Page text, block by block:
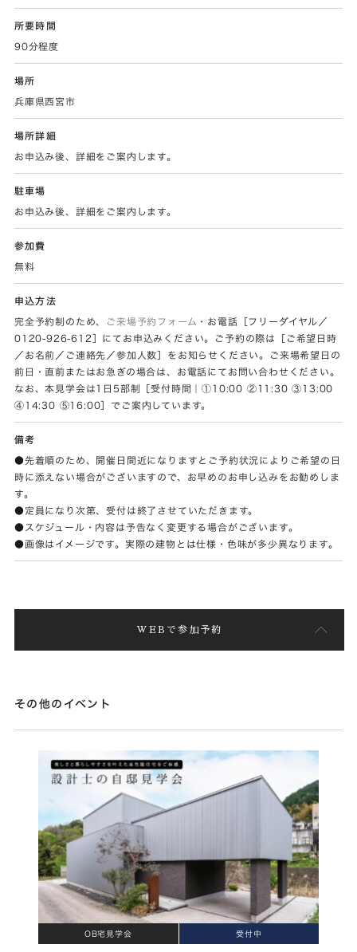
所要時間
90分程度
場所
兵庫県西宮市
場所詳細
お申込み後、詳細をご案内します。
駐車場
お申込み後、詳細をご案内します。
参加費
無料
申込方法
完全予約制のため、 ご来場予約フォーム ・お電話［フリーダイヤル／
0120-926-612］にてお申込みください。ご予約の際は［ご希望日時
／お名前／ご連絡先／参加人数］をお知らせください。ご来場希望日の
前日・直前またはお急ぎの場合は、お電話にてお問い合わせください。
なお、本見学会は1日5部制［受付時間｜①10:00 ②11:30 ③13:00
④14:30 ⑤16:00］でご案内しています。
備考
●先着順のため、開催日間近になりますとご予約状況によりご希望の日
時に添えない場合がございますので、お早めのお申し込みをお勧めしま
す。
●定員になり次第、受付は終了させていただきます。
●スケジュール・内容は予告なく変更する場合がございます。
●画像はイメージです。実際の建物とは仕様・色味が多少異なります。
WEBで参加予約
その他のイベント
OB宅見学会 受付中